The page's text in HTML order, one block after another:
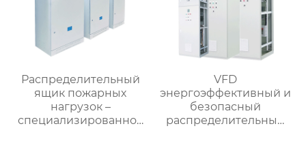
Распределительный
ящик пожарных
нагрузок –
специализированное
VFD
энергоэффективный и
безопасный
распределительный